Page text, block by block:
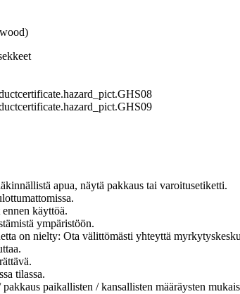
apua, näytä pakkaus tai varoitusetiketti.
käyttöä.
ympäristöön.
on nielty: Ota välittömästi yhteyttä
tilassa.
paikallisten / kansallisten määräysten